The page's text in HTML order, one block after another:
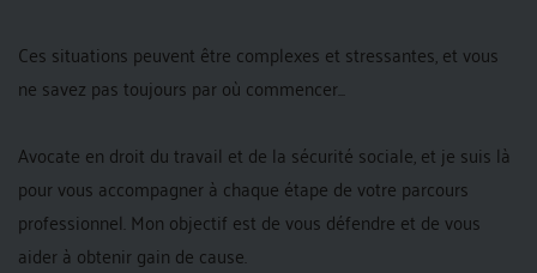
Ces situations peuvent être complexes et stressantes, et vous
ne savez pas toujours par où commencer...
Avocate en droit du travail et de la sécurité sociale, et je suis là
pour vous accompagner à chaque étape de votre parcours
professionnel. Mon objectif est de vous défendre et de vous
aider à obtenir gain de cause.